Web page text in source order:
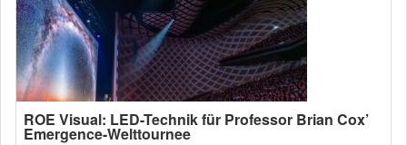
ROE Visual: LED-Technik für Professor Brian Cox’
Emergence-Welttournee